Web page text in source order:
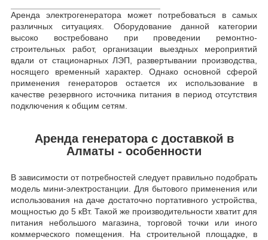
Аренда электрогенератора может потребоваться в самых
различных ситуациях. Оборудование данной категории
высоко востребовано при проведении ремонтно-
строительных работ, организации выездных мероприятий
вдали от стационарных ЛЭП, развертывании производства,
носящего временный характер. Однако основной сферой
применения генераторов остается их использование в
качестве резервного источника питания в период отсутствия
подключения к общим сетям.
Аренда генератора с доставкой в
Алматы - особенности
В зависимости от потребностей следует правильно подобрать
модель мини-электростанции. Для бытового применения или
использования на даче достаточно портативного устройства,
мощностью до 5 кВт. Такой же производительности хватит для
питания небольшого магазина, торговой точки или иного
коммерческого помещения. На строительной площадке, в